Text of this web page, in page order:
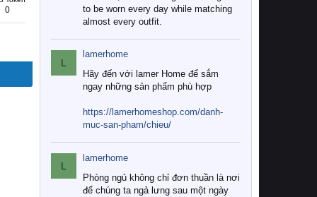
0
to be worn every day while matching
almost every outfit.
L
lamerhome
Hãy đến với lamer Home để sắm
ngay những sản phẩm phù hợp
https://lamerhomeshop.com/danh-
muc-san-pham/chieu/
L
lamerhome
Phòng ngủ không chỉ đơn thuần là nơi
để chúng ta ngả lưng sau một ngày